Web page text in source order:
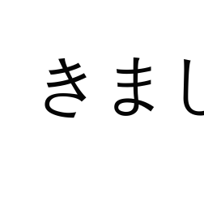
きま